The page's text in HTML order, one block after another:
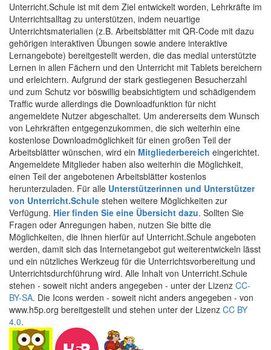
Unterricht.Schule ist mit dem Ziel entwickelt worden, Lehrkräfte im
Unterrichtsalltag zu unterstützen, indem neuartige
Unterrichtsmaterialien (z.B. Arbeitsblätter mit QR-Code mit dazu
gehörigen interaktiven Übungen sowie andere interaktive
Lernangebote) bereitgestellt werden, die das medial unterstützte
Lernen in allen Fächern und den Unterricht mit Tablets bereichern
und erleichtern. Aufgrund der stark gestiegenen Besucherzahl
und zum Schutz vor böswillig beabsichtigtem und schädigendem
Traffic wurde allerdings die Downloadfunktion für nicht
angemeldete Nutzer abgeschaltet. Um andererseits dem Wunsch
von Lehrkräften entgegenzukommen, die sich weiterhin eine
kostenlose Downloadmöglichkeit für einen großen Teil der
Arbeitsblätter wünschen, wird ein Mitgliederbereich eingerichtet.
Angemeldete Mitglieder haben also weiterhin die Möglichkeit,
einen Teil der angebotenen Arbeitsblätter kostenlos
herunterzuladen. Für alle Unterstützerinnen und Unterstützer
von Unterricht.Schule stehen weitere Möglichkeiten zur
Verfügung. Hier finden Sie eine Übersicht dazu. Sollten Sie
Fragen oder Anregungen haben, nutzen Sie bitte die
Möglichkeiten, die Ihnen hierfür auf Unterricht.Schule angeboten
werden, damit sich das Internetangebot gut weiterentwickeln lässt
und ein nützliches Werkzeug für die Unterrichtsvorbereitung und
Unterrichtsdurchführung wird. Alle Inhalt von Unterricht.Schule
stehen - soweit nicht anders angegeben - unter der Lizenz CC-
BY-SA. Die Icons werden - soweit nicht anders angegeben - von
www.h5p.org bereitgestellt und stehen unter der Lizenz CC BY
4.0.